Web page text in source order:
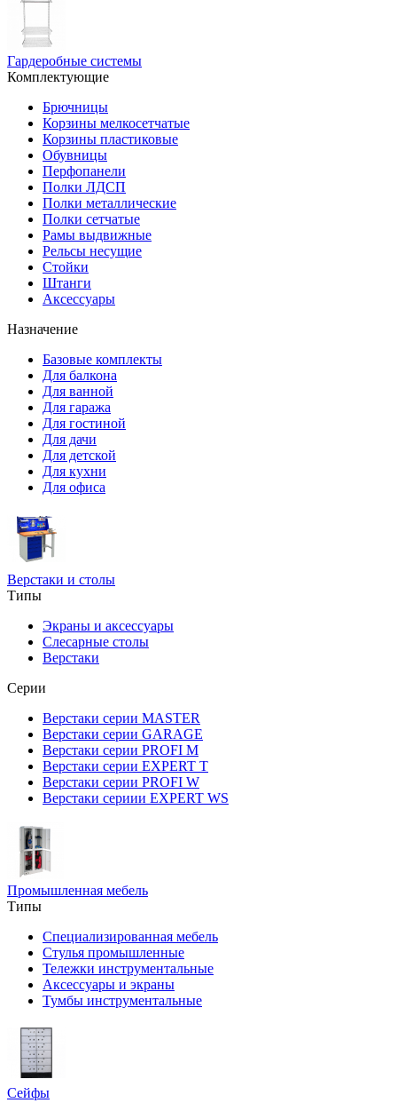
Гардеробные системы
Комплектующие
Брючницы
Корзины мелкосетчатые
Корзины пластиковые
Обувницы
Перфопанели
Полки ЛДСП
Полки металлические
Полки сетчатые
Рамы выдвижные
Рельсы несущие
Стойки
Штанги
Аксессуары
Назначение
Базовые комплекты
Для балкона
Для ванной
Для гаража
Для гостиной
Для дачи
Для детской
Для кухни
Для офиса
Верстаки и столы
Типы
Экраны и аксессуары
Слесарные столы
Верстаки
Серии
Верстаки серии MASTER
Верстаки серии GARAGE
Верстаки серии PROFI M
Верстаки серии EXPERT T
Верстаки серии PROFI W
Верстаки сериии EXPERT WS
Промышленная мебель
Типы
Специализированная мебель
Стулья промышленные
Тележки инструментальные
Аксессуары и экраны
Тумбы инструментальные
Сейфы